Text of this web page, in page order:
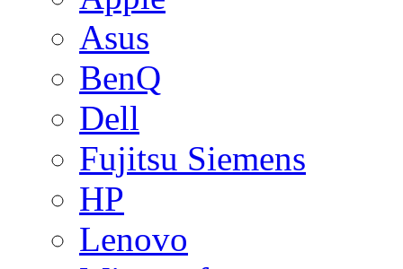
Asus
BenQ
Dell
Fujitsu Siemens
HP
Lenovo